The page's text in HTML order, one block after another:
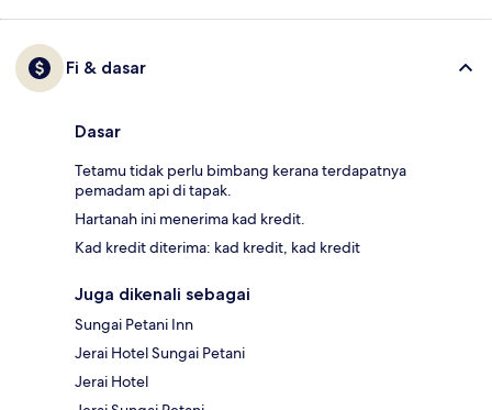
Fi & dasar
Dasar
Tetamu tidak perlu bimbang kerana terdapatnya
pemadam api di tapak.
Hartanah ini menerima kad kredit.
Kad kredit diterima: kad kredit, kad kredit
Juga dikenali sebagai
Sungai Petani Inn
Jerai Hotel Sungai Petani
Jerai Hotel